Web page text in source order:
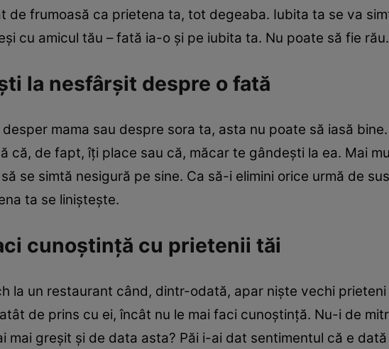
de frumoasă ca prietena ta, tot degeaba. Iubita ta se va
cu amicul tău – fată ia-o şi pe iubita ta. Nu poate să fie rău.
la nesfârşit despre o fată
mama sau despre sora ta, asta nu poate să iasă
că, de fapt, îţi place sau că, măcar te gândeşti la ea. Mai
se simtă nesigură pe sine. Ca să-i elimini orice urmă de
ta se linişteşte.
cunoştinţă cu prietenii tăi
la un restaurant când, dintr-odată, apar nişte vechi
de prins cu ei, încât nu le mai faci cunoştinţă. Nu-i de
mai greşit şi de data asta? Păi i-ai dat sentimentul că e